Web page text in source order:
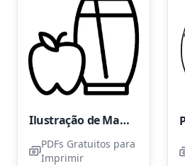
Ilustração de Maçã e Suco de Maçã
PDFs Gratuitos para
Imprimir